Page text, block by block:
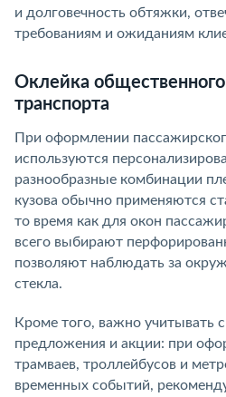
и долговечность обтяжки,
требованиям и ожиданиям
Оклейка общественного
транспорта
При оформлении
используются
разнообразные комбинации
кузова обычно применяются
то время как для окон
всего выбирают
позволяют наблюдать за
стекла.
Кроме того, важно учитывать
предложения и акции: при
трамваев, троллейбусов и
временных событий,